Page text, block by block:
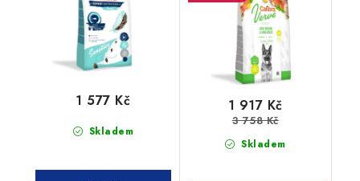
Skladem
1 577 Kč
Skladem
1 917 Kč
3 758 Kč